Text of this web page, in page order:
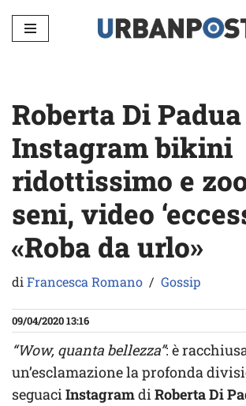
Vai
Roberta Di Padua
Instagram bikini
ridottissimo e
seni, video
«Roba da urlo»
diFrancesca Romano Gossip
09/04/2020 13:16
“Wow, quanta bellezza”: è
un’esclamazione la profonda
seguaciInstagramdiRoberta Di